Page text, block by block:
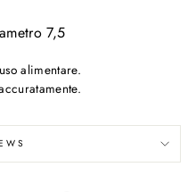
7,5
alimentare.